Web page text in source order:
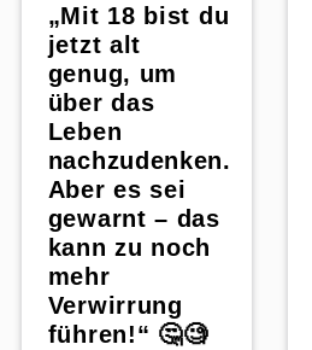
„Mit 18 bist du
jetzt alt
genug, um
über das
Leben
nachzudenken.
Aber es sei
gewarnt – das
kann zu noch
mehr
Verwirrung
führen!“ 🤔🧐